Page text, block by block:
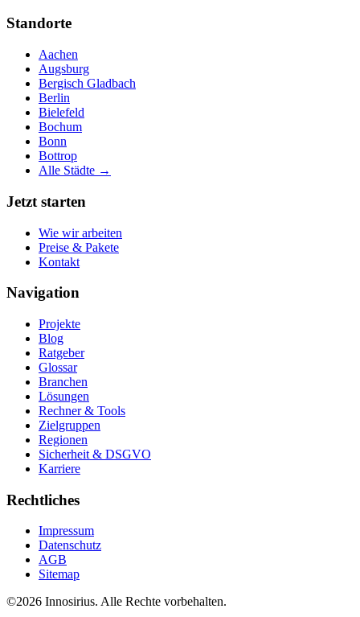
Standorte
Aachen
Augsburg
Bergisch Gladbach
Berlin
Bielefeld
Bochum
Bonn
Bottrop
Alle Städte →
Jetzt starten
Wie wir arbeiten
Preise & Pakete
Kontakt
Navigation
Projekte
Blog
Ratgeber
Glossar
Branchen
Lösungen
Rechner & Tools
Zielgruppen
Regionen
Sicherheit & DSGVO
Karriere
Rechtliches
Impressum
Datenschutz
AGB
Sitemap
©2026 Innosirius. Alle Rechte vorbehalten.